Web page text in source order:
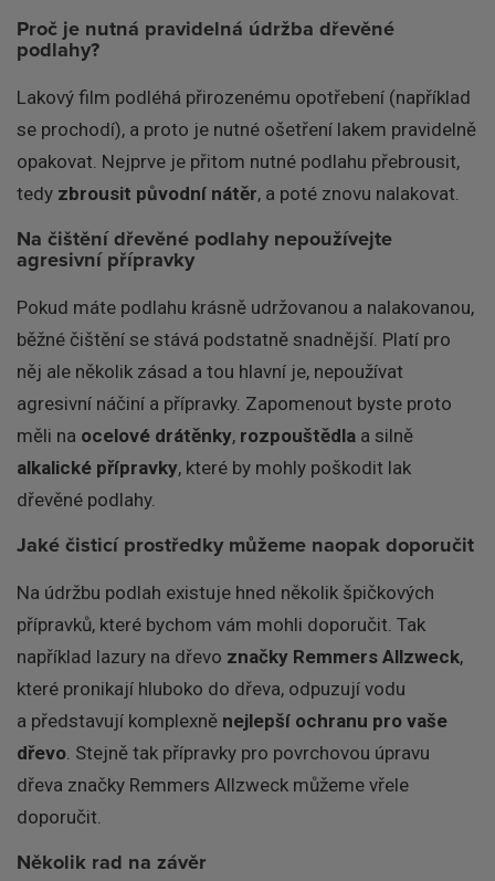
Proč je nutná pravidelná údržba dřevěné
podlahy?
Lakový film podléhá přirozenému opotřebení (například
se prochodí), a proto je nutné ošetření lakem pravidelně
opakovat. Nejprve je přitom nutné podlahu přebrousit,
tedy zbrousit původní nátěr, a poté znovu nalakovat.
Na čištění dřevěné podlahy nepoužívejte
agresivní přípravky
Pokud máte podlahu krásně udržovanou a nalakovanou,
běžné čištění se stává podstatně snadnější. Platí pro
něj ale několik zásad a tou hlavní je, nepoužívat
agresivní náčiní a přípravky. Zapomenout byste proto
měli na ocelové drátěnky, rozpouštědla a silně
alkalické přípravky, které by mohly poškodit lak
dřevěné podlahy.
Jaké čisticí prostředky můžeme naopak doporučit
Na údržbu podlah existuje hned několik špičkových
přípravků, které bychom vám mohli doporučit. Tak
například lazury na dřevo značky Remmers Allzweck,
které pronikají hluboko do dřeva, odpuzují vodu
a představují komplexně nejlepší ochranu pro vaše
dřevo. Stejně tak přípravky pro povrchovou úpravu
dřeva značky Remmers Allzweck můžeme vřele
doporučit.
Několik rad na závěr